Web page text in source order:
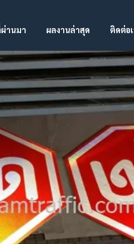
านมา ผลงานล่าสุด ติดต่อ